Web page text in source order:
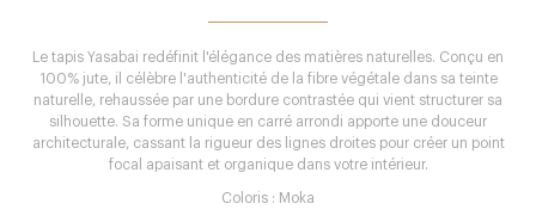
Le tapis Yasabai redéfinit l'élégance des matières naturelles. Conçu en
100% jute, il célèbre l'authenticité de la fibre végétale dans sa teinte
naturelle, rehaussée par une bordure contrastée qui vient structurer sa
silhouette. Sa forme unique en carré arrondi apporte une douceur
architecturale, cassant la rigueur des lignes droites pour créer un point
focal apaisant et organique dans votre intérieur.
Coloris : Moka